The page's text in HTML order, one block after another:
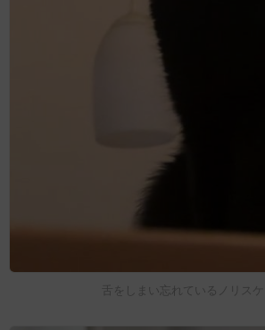
舌をしまい忘れているノリス